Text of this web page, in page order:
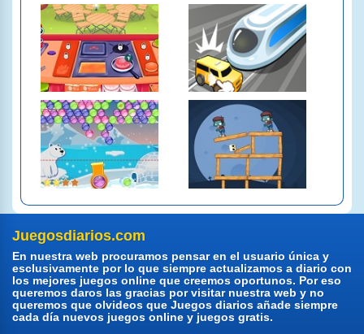
Juegosdiarios.com
En nuestra web procuramos pensar en el usuario única y
esclusivamente por lo que siempre actualizamos a diario con
los mejores juegos online que creemos oportunos. Por eso
queremos daros las gracias por visitar nuestra web y no
queremos que olvideos que Juegos diarios añade siempre
cada día nuevos juegos online y juegos gratis.